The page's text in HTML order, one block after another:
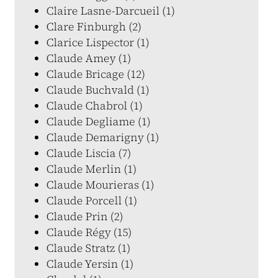
Claire Lasne-Darcueil (1)
Clare Finburgh (2)
Clarice Lispector (1)
Claude Amey (1)
Claude Bricage (12)
Claude Buchvald (1)
Claude Chabrol (1)
Claude Degliame (1)
Claude Demarigny (1)
Claude Liscia (7)
Claude Merlin (1)
Claude Mourieras (1)
Claude Porcell (1)
Claude Prin (2)
Claude Régy (15)
Claude Stratz (1)
Claude Yersin (1)